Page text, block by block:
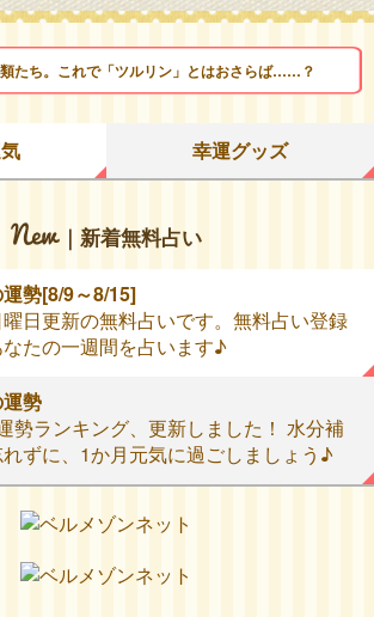
たち。これで「ツルリン」とはおさらば……？
幸運グッズ
｜新着無料占い
勢[8/9～8/15]
日更新の無料占いです。無料占い登録
たの一週間を占います♪
勢
勢ランキング、更新しました！ 水分補
ずに、1か月元気に過ごしましょう♪